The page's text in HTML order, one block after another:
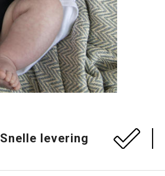
Snelle levering